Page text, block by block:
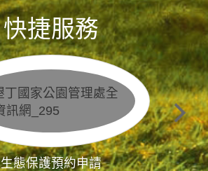
快捷服務
生態保護預約申請